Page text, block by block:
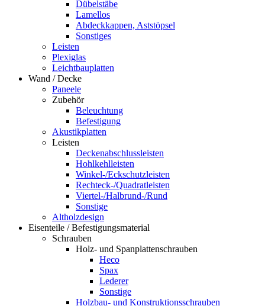
Dübelstäbe
Lamellos
Abdeckkappen, Aststöpsel
Sonstiges
Leisten
Plexiglas
Leichtbauplatten
Wand / Decke
Paneele
Zubehör
Beleuchtung
Befestigung
Akustikplatten
Leisten
Deckenabschlussleisten
Hohlkehlleisten
Winkel-/Eckschutzleisten
Rechteck-/Quadratleisten
Viertel-/Halbrund-/Rund
Sonstige
Altholzdesign
Eisenteile / Befestigungsmaterial
Schrauben
Holz- und Spanplattenschrauben
Heco
Spax
Lederer
Sonstige
Holzbau- und Konstruktionsschrauben